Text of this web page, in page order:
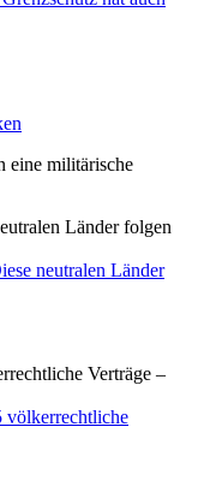
Länder folgen
neutralen Länder
Verträge –
völkerrechtliche